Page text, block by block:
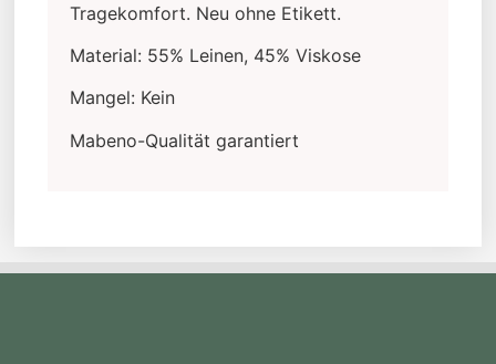
Tragekomfort. Neu ohne Etikett.
Material: 55% Leinen, 45% Viskose
Mangel: Kein
Mabeno-Qualität garantiert